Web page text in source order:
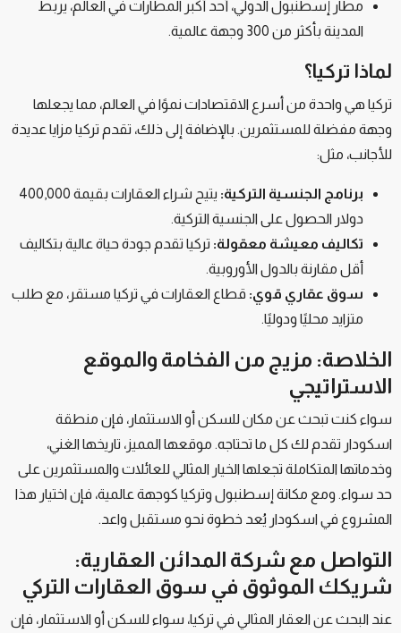
مطار إسطنبول الدولي، أحد أكبر المطارات في العالم، يربط
المدينة بأكثر من 300 وجهة عالمية.
لماذا تركيا؟
تركيا هي واحدة من أسرع الاقتصادات نموًا في العالم، مما يجعلها
وجهة مفضلة للمستثمرين. بالإضافة إلى ذلك، تقدم تركيا مزايا عديدة
للأجانب، مثل:
برنامج الجنسية التركية:
يتيح شراء العقارات بقيمة 400,000
دولار الحصول على الجنسية التركية.
تكاليف معيشة معقولة:تركيا تقدم جودة حياة عالية بتكاليف
أقل مقارنة بالدول الأوروبية.
سوق عقاري قوي:قطاع العقارات في تركيا مستقر، مع طلب
متزايد محليًا ودوليًا.
الخلاصة: مزيج من الفخامة والموقع
الاستراتيجي
سواء كنت تبحث عن مكان للسكن أو الاستثمار، فإن منطقة
اسكودار تقدم لك كل ما تحتاجه. موقعها المميز، تاريخها الغني،
وخدماتها المتكاملة تجعلها الخيار المثالي للعائلات والمستثمرين على
حد سواء. ومع مكانة إسطنبول وتركيا كوجهة عالمية، فإن اختيار هذا
المشروع في اسكودار يُعد خطوة نحو مستقبل واعد.
التواصل مع شركة المدائن العقارية:
شريكك الموثوق في سوق العقارات التركي
عند البحث عن العقار المثالي في تركيا، سواء للسكن أو الاستثمار، فإن